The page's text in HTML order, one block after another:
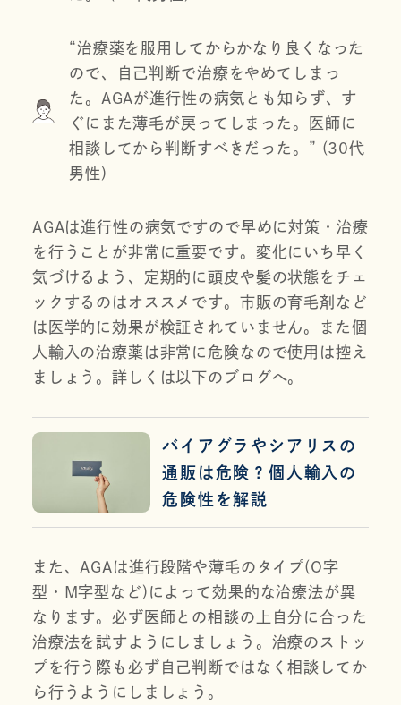
“治療薬を服用してからかなり良くなった
ので、自己判断で治療をやめてしまっ
た。AGAが進行性の病気とも知らず、す
ぐにまた薄毛が戻ってしまった。医師に
相談してから判断すべきだった。” (30代
男性)
AGAは進行性の病気ですので早めに対策・治療
を行うことが非常に重要です。変化にいち早く
気づけるよう、定期的に頭皮や髪の状態をチェ
ックするのはオススメです。市販の育毛剤など
は医学的に効果が検証されていません。また個
人輸入の治療薬は非常に危険なので使用は控え
ましょう。詳しくは以下のブログへ。
バイアグラやシアリスの
通販は危険？個人輸入の
危険性を解説
また、AGAは進行段階や薄毛のタイプ(O字
型・M字型など)によって効果的な治療法が異
なります。必ず医師との相談の上自分に合った
治療法を試すようにしましょう。治療のストッ
プを行う際も必ず自己判断ではなく相談してか
ら行うようにしましょう。